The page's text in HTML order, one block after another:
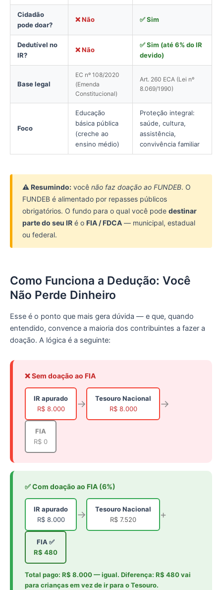
Cidadão
pode doar?
❌ Não ✅ Sim
Dedutível no
IR?
❌ Não
✅ Sim (até 6% do IR
devido)
Base legal
EC nº 108/2020
(Emenda
Constitucional)
Art. 260 ECA (Lei nº
8.069/1990)
Foco
Educação
básica pública
(creche ao
ensino médio)
Proteção integral:
saúde, cultura,
assistência,
convivência familiar
⚠️ Resumindo: você não faz doação ao FUNDEB. O
FUNDEB é alimentado por repasses públicos
obrigatórios. O fundo para o qual você pode destinar
parte do seu IR é o FIA / FDCA — municipal, estadual
ou federal.
Como Funciona a Dedução: Você
Não Perde Dinheiro
Esse é o ponto que mais gera dúvida — e que, quando
entendido, convence a maioria dos contribuintes a fazer a
doação. A lógica é a seguinte:
❌ Sem doação ao FIA
IR apurado
R$ 8.000
→
Tesouro Nacional
R$ 8.000
→
FIA
R$ 0
✅ Com doação ao FIA (6%)
IR apurado
R$ 8.000
→
Tesouro Nacional
R$ 7.520
+
FIA ✅
R$ 480
Total pago: R$ 8.000 — igual. Diferença: R$ 480 vai
para crianças em vez de ir para o Tesouro.